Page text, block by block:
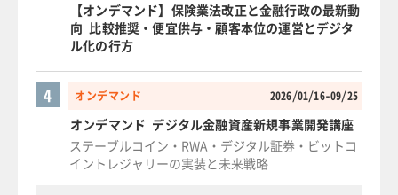
【オンデマンド】保険業法改正と金融行政の最新動
向 比較推奨・便宜供与・顧客本位の運営とデジタ
ル化の行方
オンデマンド 2026/01/16-09/25
4
オンデマンド デジタル金融資産新規事業開発講座
ステーブルコイン・RWA・デジタル証券・ビットコ
イントレジャリーの実装と未来戦略